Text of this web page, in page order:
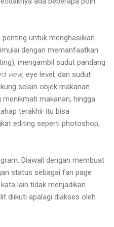
untuk menghasilkan
dengan memanfaatkan
mengambil sudut pandang
view, eye level, dan sudut
selain objek makanan
makanan, hingga
terakhir itu bisa
editing seperti photoshop,
Diawali dengan membuat
status sebagai fan page
lain tidak menjadikan
diikuti apalagi diakses oleh